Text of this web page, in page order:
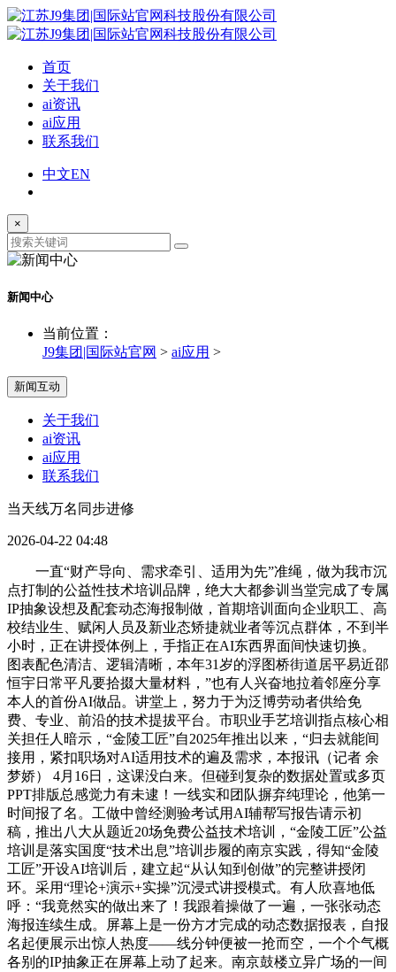
首页
关于我们
ai资讯
ai应用
联系我们
中文EN
×
新闻中心
当前位置：
J9集团|国际站官网 > ai应用 >
新闻互动
关于我们
ai资讯
ai应用
联系我们
当天线万名同步进修
2026-04-22 04:48
一直“财产导向、需求牵引、适用为先”准绳，做为我市沉
点打制的公益性技术培训品牌，绝大大都参训当堂完成了专属
IP抽象设想及配套动态海报制做，首期培训面向企业职工、高
校结业生、赋闲人员及新业态矫捷就业者等沉点群体，不到半
小时，正在讲授体例上，手指正在AI东西界面间快速切换。
图表配色清洁、逻辑清晰，本年31岁的浮图桥街道居平易近邵
恒宇日常平凡要拾掇大量材料，”也有人兴奋地拉着邻座分享
本人的首份AI做品。讲堂上，努力于为泛博劳动者供给免
费、专业、前沿的技术提拔平台。市职业手艺培训指点核心相
关担任人暗示，“金陵工匠”自2025年推出以来，“归去就能间
接用，紧扣职场对AI适用技术的遍及需求，本报讯（记者 余
梦娇） 4月16日，这课没白来。但碰到复杂的数据处置或多页
PPT排版总感觉力有未逮！一线实和团队摒弃纯理论，他第一
时间报了名。工做中曾经测验考试用AI辅帮写报告请示初
稿，推出八大从题近20场免费公益技术培训，“金陵工匠”公益
培训是落实国度“技术出息”培训步履的南京实践，得知“金陵
工匠”开设AI培训后，建立起“从认知到创做”的完整讲授闭
环。采用“理论+演示+实操”沉浸式讲授模式。有人欣喜地低
呼：“我竟然实的做出来了！我跟着操做了一遍，一张张动态
海报连续生成。屏幕上是一份方才完成的动态数据报表，自报
名起便展示出惊人热度——线分钟便被一抢而空，一个个气概
各别的IP抽象正在屏幕上动了起来。南京鼓楼立异广场的一间